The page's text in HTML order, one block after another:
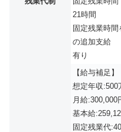
21時間
固定残業時
の追加支給
有り
【給与補足】
想定年収:500
月給:300,000
基本給
固定残業代